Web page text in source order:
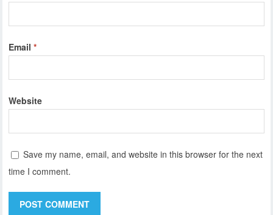
Email*
Website
Save my name, email, and website in this browser for the next
time I comment.